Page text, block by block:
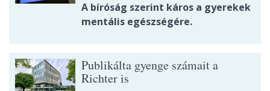
A bíróság szerint káros a gyerekek
mentális egészségére.
Publikálta gyenge számait a
Richter is